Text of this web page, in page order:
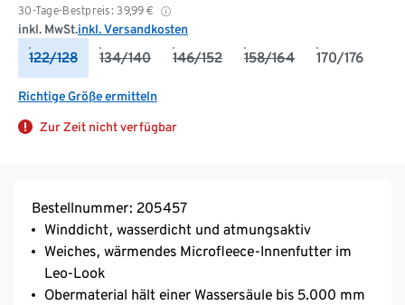
30-Tage-Bestpreis: 39,99 €
inkl. MwSt.inkl. Versandkosten
122/128 134/140 146/152 158/164 170/176
Richtige Größe ermitteln
Zur Zeit nicht verfügbar
Bestellnummer: 205457
Winddicht, wasserdicht und atmungsaktiv
Weiches, wärmendes Microfleece-Innenfutter im
Leo-Look
Obermaterial hält einer Wassersäule bis 5.000 mm